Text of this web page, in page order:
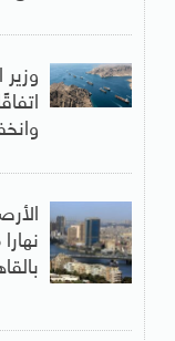
وزير